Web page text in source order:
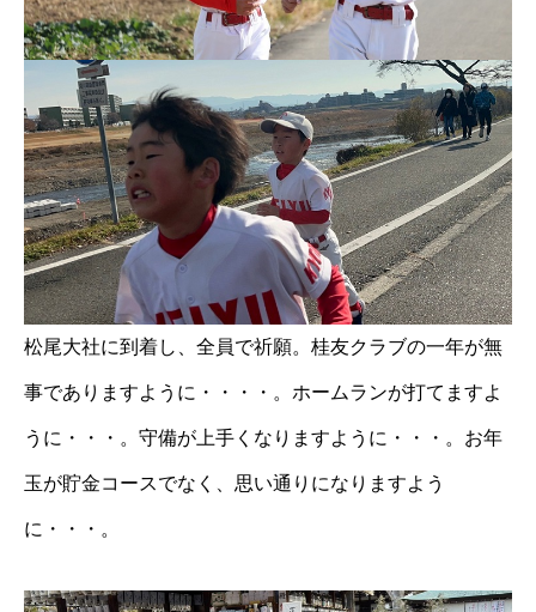
松尾大社に到着し、全員で祈願。桂友クラブの一年が無
事でありますように・・・・。ホームランが打てますよ
うに・・・。守備が上手くなりますように・・・。お年
玉が貯金コースでなく、思い通りになりますよう
に・・・。